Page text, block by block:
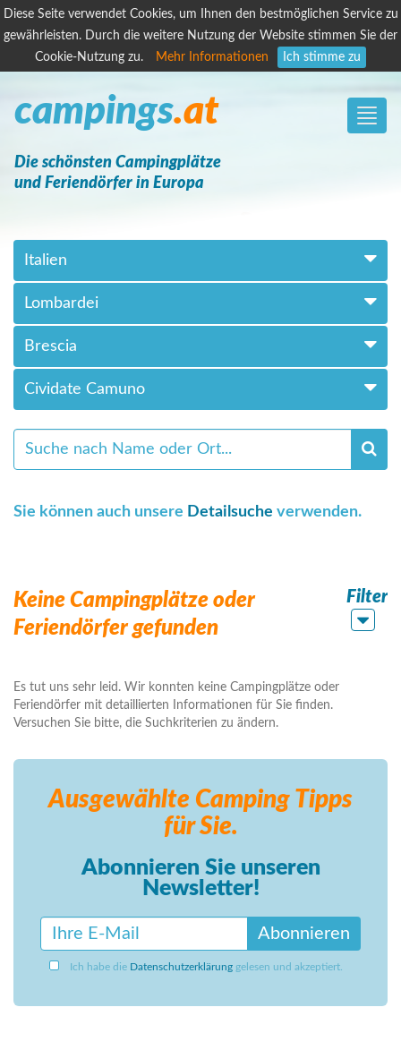
Diese Seite verwendet Cookies, um Ihnen den bestmöglichen Service zu
gewährleisten. Durch die weitere Nutzung der Website stimmen Sie der
Cookie-Nutzung zu.
Mehr Informationen Ich stimme zu
Toggle
campings.at
Die schönsten Campingplätze
und Feriendörfer in Europa
Italien
Lombardei
Brescia
Cividate Camuno
Sie können auch unsere Detailsuche verwenden.
Keine Campingplätze oder
Feriendörfer gefunden
Filter
Es tut uns sehr leid. Wir konnten keine Campingplätze oder
Feriendörfer mit detaillierten Informationen für Sie finden.
Versuchen Sie bitte, die Suchkriterien zu ändern.
Ausgewählte Camping Tipps
für Sie.
Abonnieren Sie unseren
Newsletter!
Abonnieren
Ich habe die Datenschutzerklärung gelesen und akzeptiert.